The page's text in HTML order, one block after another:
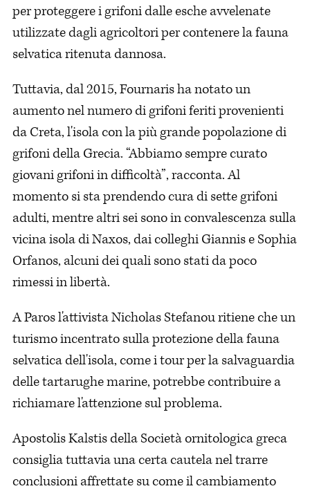
per proteggere i grifoni dalle esche avvelenate
utilizzate dagli agricoltori per contenere la fauna
selvatica ritenuta dannosa.
Tuttavia, dal 2015, Fournaris ha notato un
aumento nel numero di grifoni feriti provenienti
da Creta, l'isola con la più grande popolazione di
grifoni della Grecia. “Abbiamo sempre curato
giovani grifoni in difficoltà”, racconta. Al
momento si sta prendendo cura di sette grifoni
adulti, mentre altri sei sono in convalescenza sulla
vicina isola di Naxos, dai colleghi Giannis e Sophia
Orfanos, alcuni dei quali sono stati da poco
rimessi in libertà.
A Paros l'attivista Nicholas Stefanou ritiene che un
turismo incentrato sulla protezione della fauna
selvatica dell'isola, come i tour per la salvaguardia
delle tartarughe marine, potrebbe contribuire a
richiamare l'attenzione sul problema.
Apostolis Kalstis della Società ornitologica greca
consiglia tuttavia una certa cautela nel trarre
conclusioni affrettate su come il cambiamento